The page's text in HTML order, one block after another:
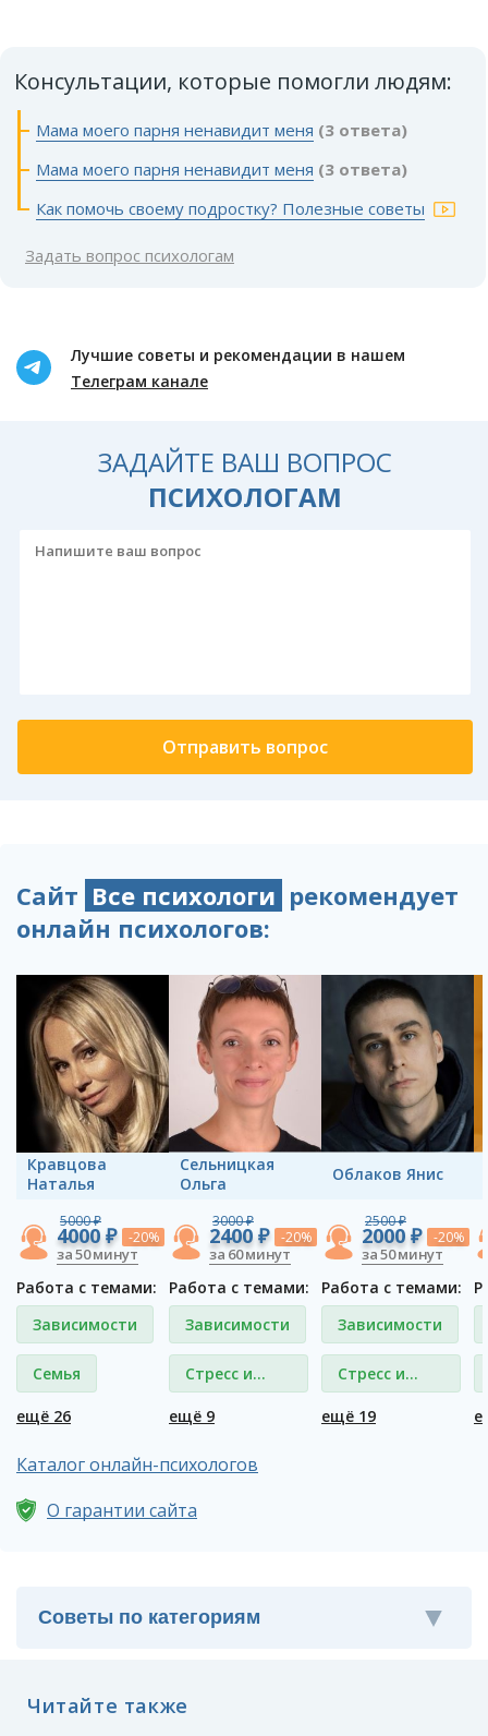
Консультации, которые помогли людям:
Мама моего парня ненавидит меня (3 ответа)
Мама моего парня ненавидит меня (3 ответа)
Как помочь своему подростку? Полезные советы
Задать вопрос психологам
Лучшие советы и рекомендации в нашем
Телеграм канале
ЗАДАЙТЕ ВАШ ВОПРОС
ПСИХОЛОГАМ
Сайт Все психологи рекомендует
онлайн психологов:
Кравцова
Наталья
5000 ₽
4000 ₽ -20%
за 50 минут
Работа с темами:
Зависимости
Семья
ещё 26
Сельницкая
Ольга
3000 ₽
2400 ₽ -20%
за 60 минут
Работа с темами:
Зависимости
Стресс и
депрессия
ещё 9
Облаков Янис
2500 ₽
2000 ₽ -20%
за 50 минут
Работа с темами:
Зависимости
Стресс и
депрессия
ещё 19
Каталог онлайн-психологов
О гарантии сайта
Читайте также